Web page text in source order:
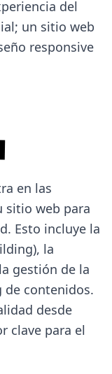
del
un sitio web
responsive
en las
sitio web para
Esto incluye la
la
gestión de la
contenidos.
desde
clave para el